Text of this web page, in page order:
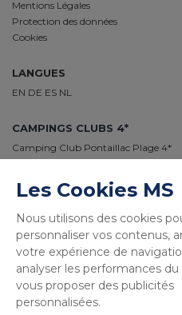
Mentions Légales
Protection des données
Cookies
LANGUES
EN DE ES NL
CAMPINGS CLUBS 4*
Camping Club Pontaillac Plage 4*
Camping Club Le Vivier 4*
Camping Club Plage Sud 4*
Camping Club Navarrosse Plage 4*
Camping Club Les Tourterelles 4*
Camping Club La Côte des Roses 4*
PAIEMENT 100% SÉCURISÉ